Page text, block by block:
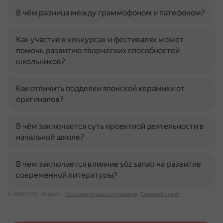
В чём разница между граммофоном и патефоном?
Как участие в конкурсах и фестивалях может
помочь развитию творческих способностей
школьников?
Как отличить подделки японской керамики от
оригиналов?
В чём заключается суть проектной деятельности в
начальной школе?
В чем заключается влияние söz sanatı на развитие
современной литературы?
© 2026 ООО «Яндекс» Пользовательское соглашение Связаться с нами